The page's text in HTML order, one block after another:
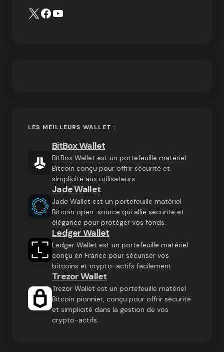
LES MEILLEURS WALLET :
BitBox Wallet
BitBox Wallet est un portefeuille matériel
Bitcoin conçu pour offrir sécurité et
simplicité aux utilisateurs.
Jade Wallet
Jade Wallet est un portefeuille matériel
Bitcoin open-source qui allie sécurité et
élégance pour protéger vos fonds.
Ledger Wallet
Ledger Wallet est un portefeuille matériel
conçu en France pour sécuriser vos
bitcoins et crypto-actifs facilement
Trezor Wallet
Trezor Wallet est un portefeuille matériel
Bitcoin pionnier, conçu pour offrir sécurité
et simplicité dans la gestion de vos
crypto-actifs.